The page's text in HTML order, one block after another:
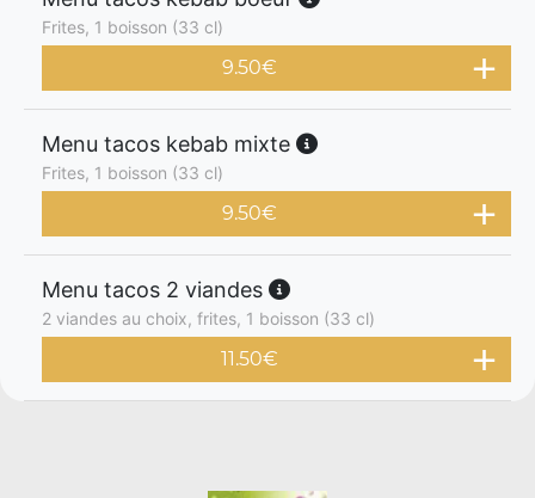
Frites, 1 boisson (33 cl)
9.50€
Menu tacos kebab mixte
Frites, 1 boisson (33 cl)
9.50€
Menu tacos 2 viandes
2 viandes au choix, frites, 1 boisson (33 cl)
11.50€